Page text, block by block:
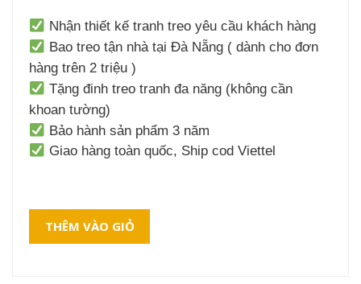
Nhận thiết kế tranh treo yêu cầu khách hàng
Bao treo tận nhà tại Đà Nẵng ( dành cho đơn
hàng trên 2 triệu )
Tặng đinh treo tranh đa năng (không cần
khoan tường)
Bảo hành sản phẩm 3 năm
Giao hàng toàn quốc, Ship cod Viettel
THÊM VÀO GIỎ